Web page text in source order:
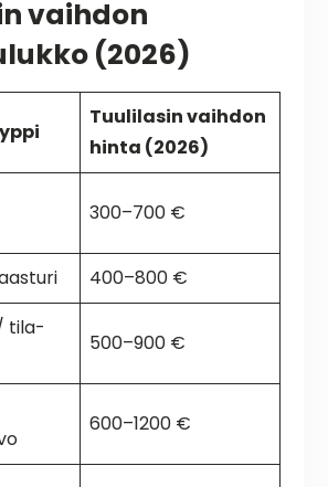
vaihdon
(2026)
Tuulilasin vaihdon
hinta (2026)
300–700 €
400–800 €
tila-
500–900 €
600–1200 €